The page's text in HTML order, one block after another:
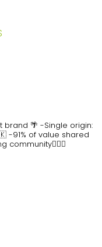
brand 🌴 -Single origin:
-91% of value shared
community👷🏽‍♀️